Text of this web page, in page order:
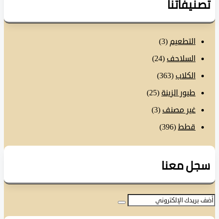
التطعيم(3)
السلاحف(24)
الكلاب(363)
طيور الزينة (25)
غير مصنف(3)
قطط
(396)
معنا